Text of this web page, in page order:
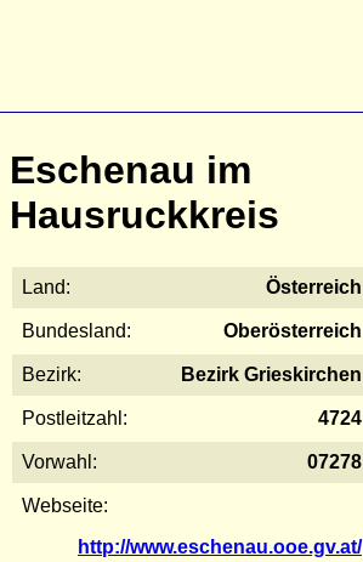
Eschenau im
Hausruckkreis
Land: Österreich
Bundesland: Oberösterreich
Bezirk: Bezirk Grieskirchen
Postleitzahl: 4724
Vorwahl: 07278
Webseite:
http://www.eschenau.ooe.gv.at/